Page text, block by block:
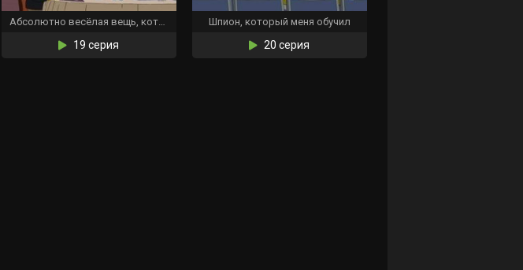
Абсолютно весёлая вещь, которую Барт больше никогда не сделает
19 серия
Шпион, который меня обучил
20 серия